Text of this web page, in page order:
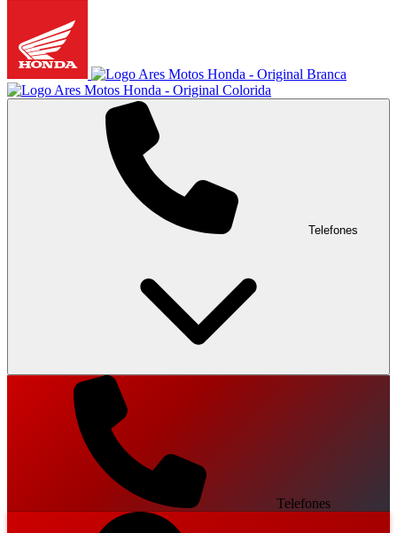
Telefones
Telefones